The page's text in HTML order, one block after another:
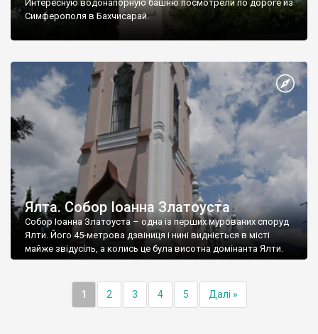
Интересную водонапорную башню посмотрели по дороге из
Симферополя в Бахчисарай.
Ялта. Собор Іоанна Златоуста
Собор Іоанна Златоуста – одна із перших мурованих споруд
Ялти. Його 45-метрова дзвіниця і нині видніється в місті
майже звідусіль, а колись це була висотна домінанта Ялти.
1 2 3 4 5 Далі »